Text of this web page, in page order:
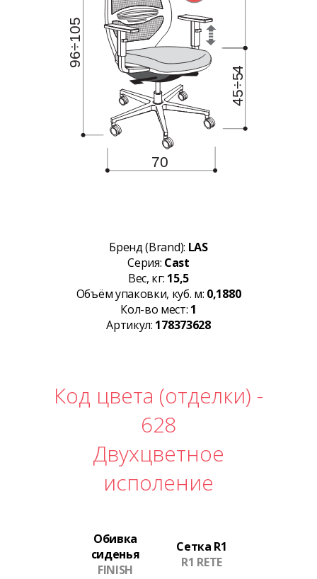
Бренд (Brand): LAS
Серия: Cast
Вес, кг: 15,5
Объём упаковки, куб. м: 0,1880
Кол-во мест: 1
Артикул: 178373628
Код цвета (отделки) -
628
Двухцветное
исполение
Обивка
сиденья
FINISH
Сетка R1
R1 RETE